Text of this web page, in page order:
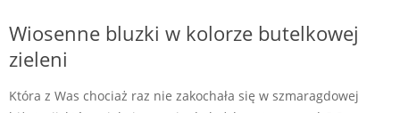
Wiosenne bluzki w kolorze butelkowej
zieleni
Która z Was chociaż raz nie zakochała się w szmaragdowej